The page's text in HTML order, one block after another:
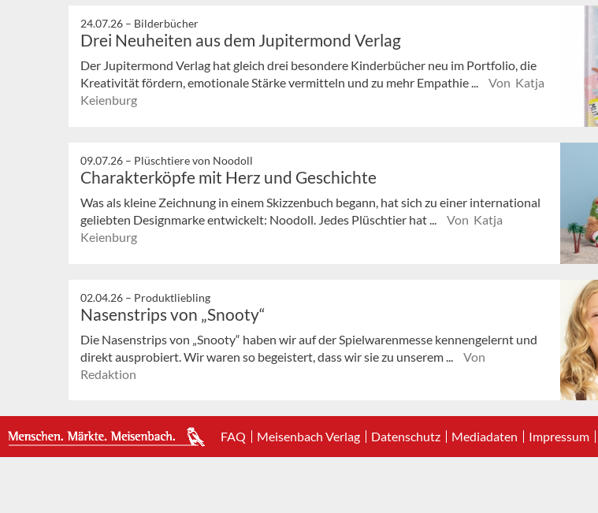
24.07.26 – Bilderbücher
Drei Neuheiten aus dem Jupitermond Verlag
Der Jupitermond Verlag hat gleich drei besondere Kinderbücher neu im Portfolio, die
Kreativität fördern, emotionale Stärke vermitteln und zu mehr Empathie ...
Von Katja
Keienburg
09.07.26 – Plüschtiere von Noodoll
Charakterköpfe mit Herz und Geschichte
Was als kleine Zeichnung in einem Skizzenbuch begann, hat sich zu einer international
geliebten Designmarke entwickelt: Noodoll. Jedes Plüschtier hat ...
Von Katja
Keienburg
02.04.26 – Produktliebling
Nasenstrips von „Snooty“
Die Nasenstrips von „Snooty“ haben wir auf der Spielwarenmesse kennengelernt und
direkt ausprobiert. Wir waren so begeistert, dass wir sie zu unserem ...
Von
Redaktion
FAQ Meisenbach Verlag Datenschutz Mediadaten Impressum